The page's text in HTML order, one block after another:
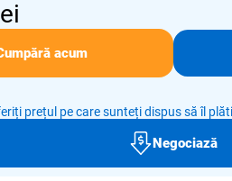
acum
prețul pe care sunteți dispus să îl
Negociază